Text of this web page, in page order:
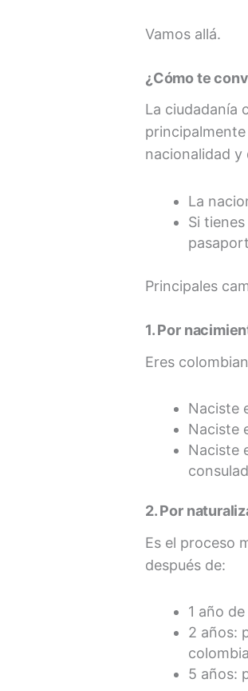
Vamos allá.
¿Cómo te
La ciudadanía
nacionalidad y
La
Si
Principales
1. Por
Eres
Naciste
Naciste
Naciste
2. Por
Es el proceso
después de:
1 año
2 años:
5 años: